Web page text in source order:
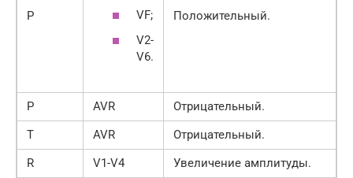
Р
VF;
V2-
V6.
Положительный.
Р AVR
Отрицательный.
Т
AVR
Отрицательный.
R
V1-V4 Увеличение амплитуды.